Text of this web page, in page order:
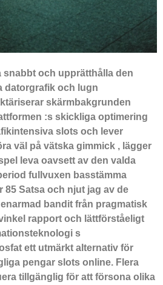
snabbt och upprätthålla den
datorgrafik och lugn
skärmbakgrunden
:s skickliga optimering
slots och lever
väl på vätska gimmick , lägger
leva oavsett av den valda
fullvuxen basstämma
Satsa och njut jag av de
bandit från pragmatisk
rapport och lättförståeligt
s
ett utmärkt alternativ för
pengar slots online. Flera
tillgänglig för att försona olika